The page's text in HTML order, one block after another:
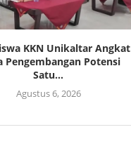
KKN Unikaltar Angkat
Pengembangan Potensi
Satu...
Agustus 6, 2026